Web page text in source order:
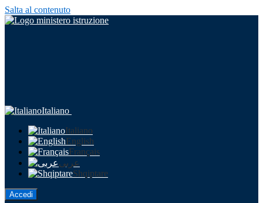
Salta al contenuto
Italiano
Italiano
English
Français
عربى
Shqiptare
Accedi